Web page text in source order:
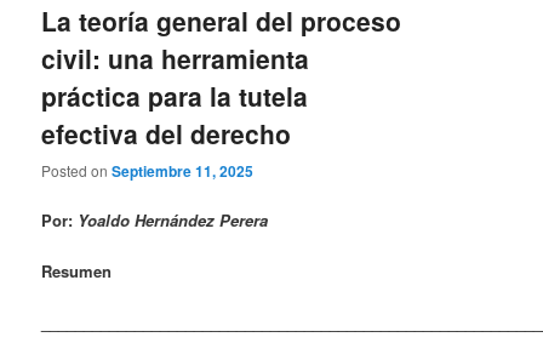
La teoría general del proceso
civil: una herramienta
práctica para la tutela
efectiva del derecho
Posted onSeptiembre 11, 2025
Por: Yoaldo Hernández Perera
Resumen